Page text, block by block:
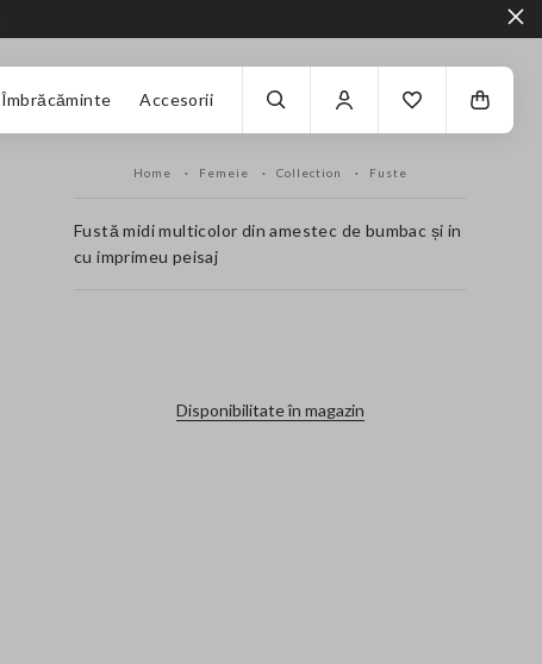
Îmbrăcăminte Accesorii
Home Femeie Collection Fuste
Fustă midi multicolor din amestec de bumbac și in
cu imprimeu peisaj
Disponibilitate în magazin